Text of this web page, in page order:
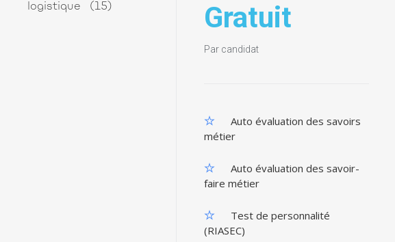
Gratuit
Par candidat
Auto évaluation des savoirs
métier
Auto évaluation des savoir-
faire métier
Test de personnalité
(RIASEC)
logistique
(15)